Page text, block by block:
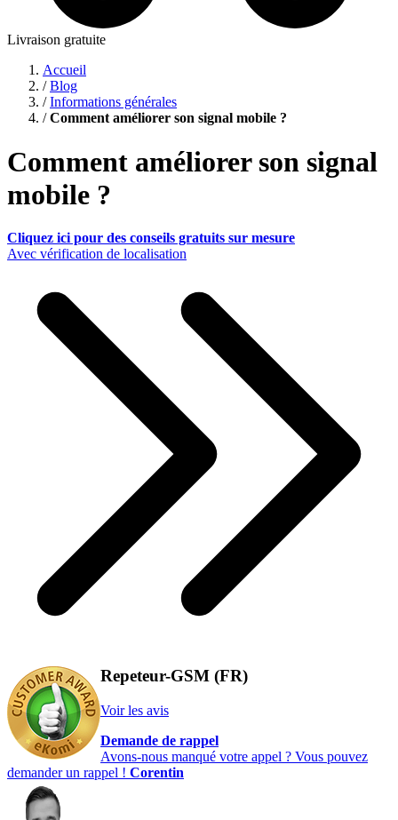
Livraison gratuite
Accueil
/Blog
/Informations générales
/Comment améliorer son signal mobile ?
Comment améliorer son signal
mobile ?
Cliquez ici pour des conseils gratuits sur mesure
Avec vérification de localisation
Repeteur-GSM (FR)
Voir les avis
Demande de rappel
Avons-nous manqué votre appel ? Vous pouvez
demander un rappel ! Corentin